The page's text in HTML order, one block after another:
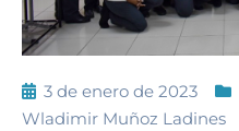
3 de enero de 2023
Wladimir Muñoz Ladines